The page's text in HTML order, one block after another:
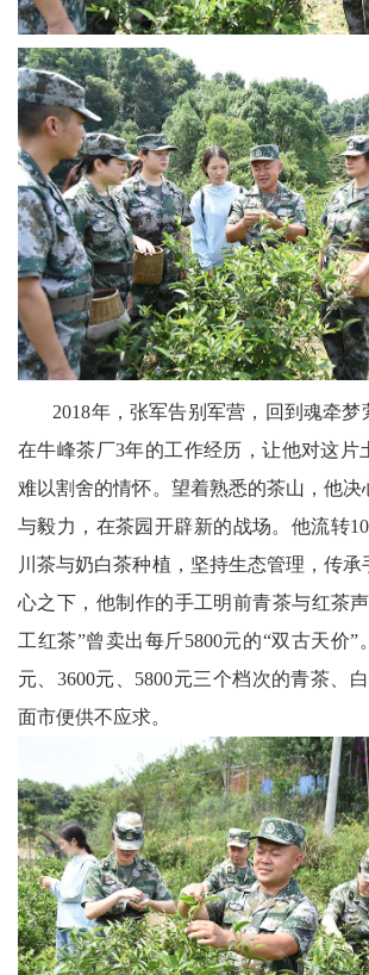
讯
关
工
委
消
息
天
府
法
府
社
区
府
医
卫
天
府
2018年，张军告别军营，回到魂牵梦
在牛峰茶厂3年的工作经历，让他对这片
难以割舍的情怀。望着熟悉的茶山，他决
与毅力，在茶园开辟新的战场。他流转
川茶与奶白茶种植，坚持生态管理，传
心之下，他制作的手工明前青茶与红茶
工红茶”曾卖出每斤5800元的“双古天价”
元、3600元、5800元三个档次的青茶、
面市便供不应求。